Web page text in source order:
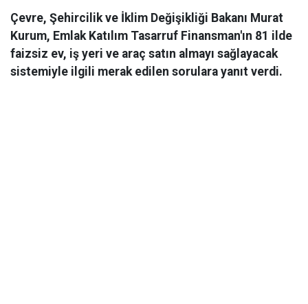
Çevre, Şehircilik ve İklim Değişikliği Bakanı Murat
Kurum, Emlak Katılım Tasarruf Finansman'ın 81 ilde
faizsiz ev, iş yeri ve araç satın almayı sağlayacak
sistemiyle ilgili merak edilen sorulara yanıt verdi.